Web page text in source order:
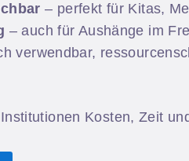
– perfekt für Kitas,
– auch für Aushänge im
verwendbar,
Kosten, Zeit